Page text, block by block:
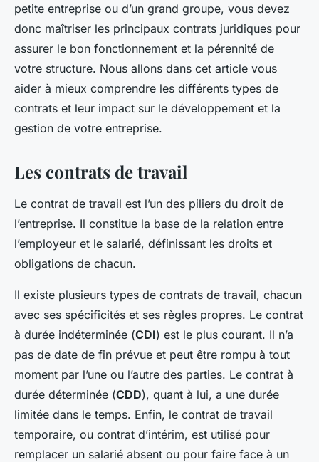
petite entreprise ou d’un grand groupe, vous devez
donc maîtriser les principaux contrats juridiques pour
assurer le bon fonctionnement et la pérennité de
votre structure. Nous allons dans cet article vous
aider à mieux comprendre les différents types de
contrats et leur impact sur le développement et la
gestion de votre entreprise.
Les contrats de travail
Le contrat de travail est l’un des piliers du droit de
l’entreprise. Il constitue la base de la relation entre
l’employeur et le salarié, définissant les droits et
obligations de chacun.
Il existe plusieurs types de contrats de travail, chacun
avec ses spécificités et ses règles propres. Le contrat
à durée indéterminée (CDI) est le plus courant. Il n’a
pas de date de fin prévue et peut être rompu à tout
moment par l’une ou l’autre des parties. Le contrat à
durée déterminée (CDD), quant à lui, a une durée
limitée dans le temps. Enfin, le contrat de travail
temporaire, ou contrat d’intérim, est utilisé pour
remplacer un salarié absent ou pour faire face à un